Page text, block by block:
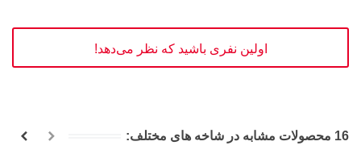
اولین نفری باشید که نظر می‌دهد!
16 محصولات مشابه در شاخه های مختلف: